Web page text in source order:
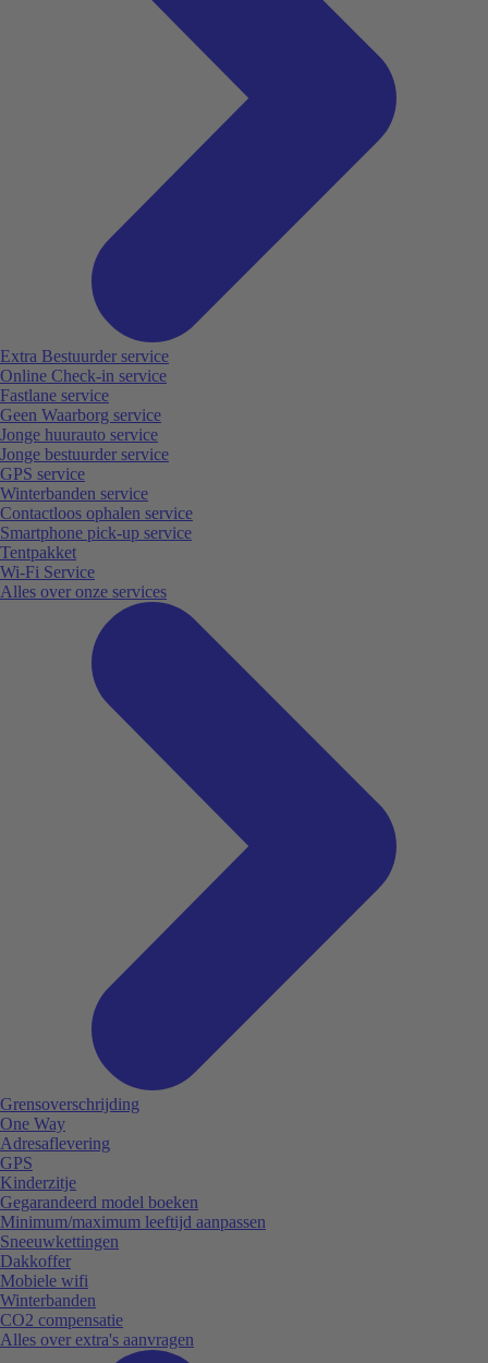
Extra Bestuurder service
Online Check-in service
Fastlane service
Geen Waarborg service
Jonge huurauto service
Jonge bestuurder service
GPS service
Winterbanden service
Contactloos ophalen service
Smartphone pick-up service
Tentpakket
Wi-Fi Service
Alles over onze services
Grensoverschrijding
One Way
Adresaflevering
GPS
Kinderzitje
Gegarandeerd model boeken
Minimum/maximum leeftijd aanpassen
Sneeuwkettingen
Dakkoffer
Mobiele wifi
Winterbanden
CO2 compensatie
Alles over extra's aanvragen